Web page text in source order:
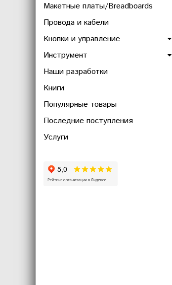
Макетные платы/Breadboards
Провода и кабели
Кнопки и управление
Инструмент
Наши разработки
Книги
Популярные товары
Последние поступления
Услуги